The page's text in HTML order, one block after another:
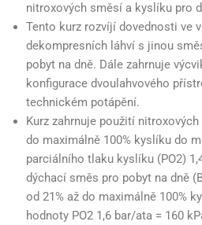
nitroxových směsí a kyslíku pro
Tento kurz rozvíjí dovednosti ve
dekompresních láhví s jinou
pobyt na dně. Dále zahrnuje
konfigurace dvoulahvového
technickém potápění.
Kurz zahrnuje použití
do maximálně 100% kyslíku do
parciálního tlaku kyslíku (PO2)
dýchací směs pro pobyt na dně
od 21% až do maximálně 100%
hodnoty PO2 1,6 bar/ata = 160